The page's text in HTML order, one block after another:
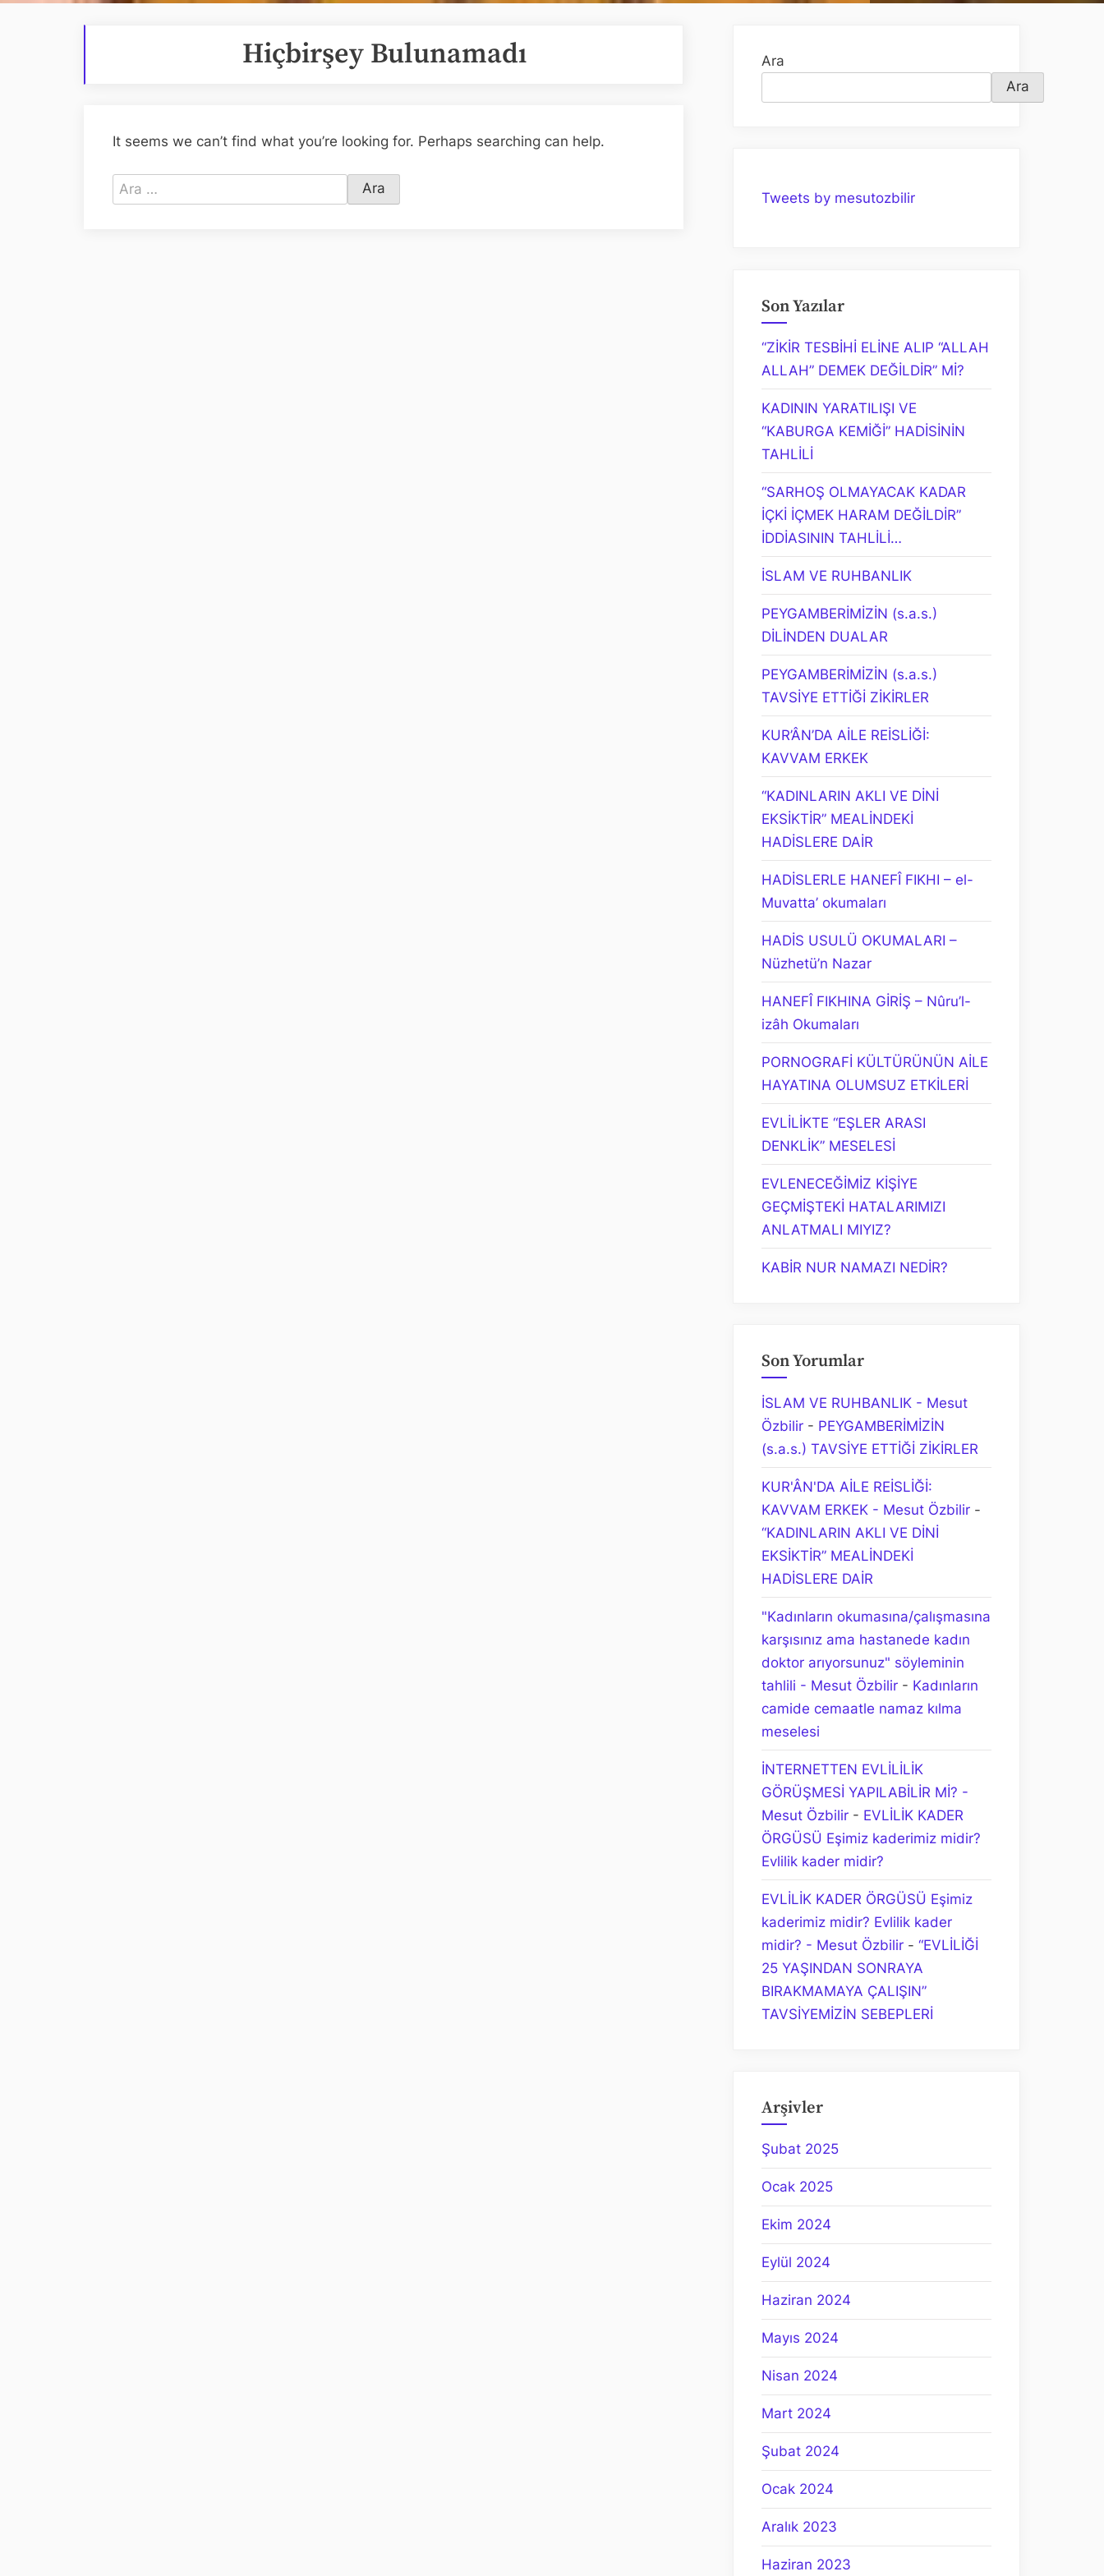
Hiçbirşey Bulunamadı
It seems we can’t find what you’re looking for. Perhaps searching can help.
Arama:
Ara
Ara
Tweets by mesutozbilir
Son Yazılar
“ZİKİR TESBİHİ ELİNE ALIP “ALLAH
ALLAH” DEMEK DEĞİLDİR” Mİ?
KADININ YARATILIŞI VE
“KABURGA KEMİĞİ” HADİSİNİN
TAHLİLİ
“SARHOŞ OLMAYACAK KADAR
İÇKİ İÇMEK HARAM DEĞİLDİR”
İDDİASININ TAHLİLİ…
İSLAM VE RUHBANLIK
PEYGAMBERİMİZİN (s.a.s.)
DİLİNDEN DUALAR
PEYGAMBERİMİZİN (s.a.s.)
TAVSİYE ETTİĞİ ZİKİRLER
KUR’ÂN’DA AİLE REİSLİĞİ:
KAVVAM ERKEK
“KADINLARIN AKLI VE DİNİ
EKSİKTİR” MEALİNDEKİ
HADİSLERE DAİR
HADİSLERLE HANEFÎ FIKHI – el-
Muvatta’ okumaları
HADİS USULÜ OKUMALARI –
Nüzhetü’n Nazar
HANEFÎ FIKHINA GİRİŞ – Nûru’l-
izâh Okumaları
PORNOGRAFİ KÜLTÜRÜNÜN AİLE
HAYATINA OLUMSUZ ETKİLERİ
EVLİLİKTE “EŞLER ARASI
DENKLİK” MESELESİ
EVLENECEĞİMİZ KİŞİYE
GEÇMİŞTEKİ HATALARIMIZI
ANLATMALI MIYIZ?
KABİR NUR NAMAZI NEDİR?
Son Yorumlar
İSLAM VE RUHBANLIK - Mesut
Özbilir - PEYGAMBERİMİZİN
(s.a.s.) TAVSİYE ETTİĞİ ZİKİRLER
KUR'ÂN'DA AİLE REİSLİĞİ:
KAVVAM ERKEK - Mesut Özbilir -
“KADINLARIN AKLI VE DİNİ
EKSİKTİR” MEALİNDEKİ
HADİSLERE DAİR
"Kadınların okumasına/çalışmasına
karşısınız ama hastanede kadın
doktor arıyorsunuz" söyleminin
tahlili - Mesut Özbilir - Kadınların
camide cemaatle namaz kılma
meselesi
İNTERNETTEN EVLİLİLİK
GÖRÜŞMESİ YAPILABİLİR Mİ? -
Mesut Özbilir - EVLİLİK KADER
ÖRGÜSÜ Eşimiz kaderimiz midir?
Evlilik kader midir?
EVLİLİK KADER ÖRGÜSÜ Eşimiz
kaderimiz midir? Evlilik kader
midir? - Mesut Özbilir - “EVLİLİĞİ
25 YAŞINDAN SONRAYA
BIRAKMAMAYA ÇALIŞIN”
TAVSİYEMİZİN SEBEPLERİ
Arşivler
Şubat 2025
Ocak 2025
Ekim 2024
Eylül 2024
Haziran 2024
Mayıs 2024
Nisan 2024
Mart 2024
Şubat 2024
Ocak 2024
Aralık 2023
Haziran 2023